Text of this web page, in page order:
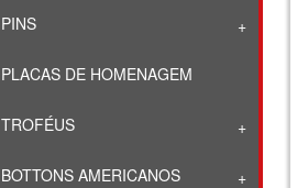
PINS
PLACAS DE HOMENAGEM
TROFÉUS
BOTTONS AMERICANOS